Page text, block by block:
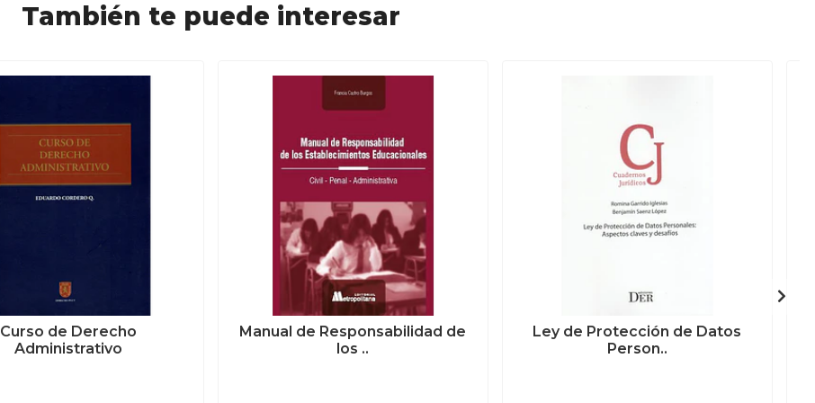
También te puede interesar
Curso de Derecho
Administrativo
Manual de Responsabilidad de
los ..
Ley de Protección de Datos
Person..